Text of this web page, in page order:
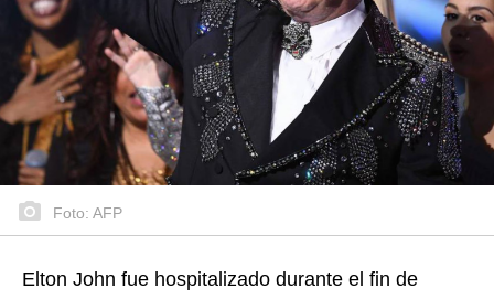
Foto: AFP
Elton John fue hospitalizado durante el fin de